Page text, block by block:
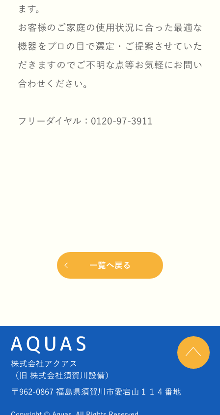
ます。
お客様のご家庭の使用状況に合った最適な
機器をプロの目で選定・ご提案させていた
だきますのでご不明な点等お気軽にお問い
合わせください。
フリーダイヤル：0120-97-3911
一覧へ戻る
株式会社アクアス
（旧 株式会社須賀川設備）
〒962-0867 福島県須賀川市愛宕山１１４番地